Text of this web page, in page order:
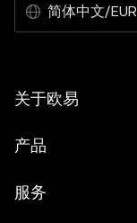
简体中文/EUR
关于欧易
产品
服务